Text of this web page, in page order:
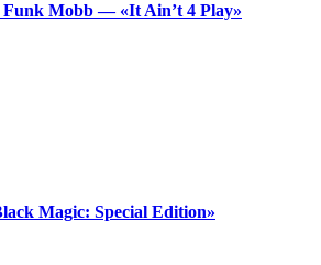
Mobb — «It Ain’t 4 Play»
Magic: Special Edition»